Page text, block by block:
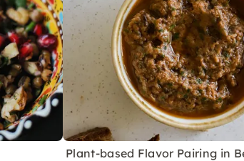
Plant-based Flavor Pairing in